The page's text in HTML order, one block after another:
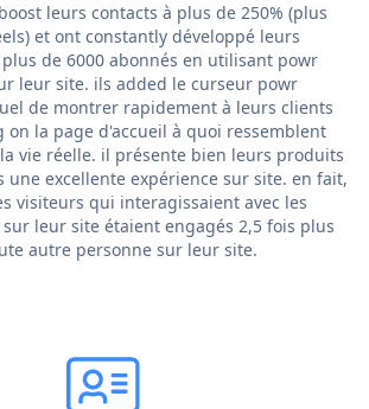
leurs contacts à plus de 250% (plus
et ont constantly développé leurs
plus de 6000 abonnés en utilisant powr
leur site. ils added le curseur powr
de montrer rapidement à leurs clients
la page d'accueil à quoi ressemblent
vie réelle. il présente bien leurs produits
une excellente expérience sur site. en fait,
visiteurs qui interagissaient avec les
leur site étaient engagés 2,5 fois plus
autre personne sur leur site.